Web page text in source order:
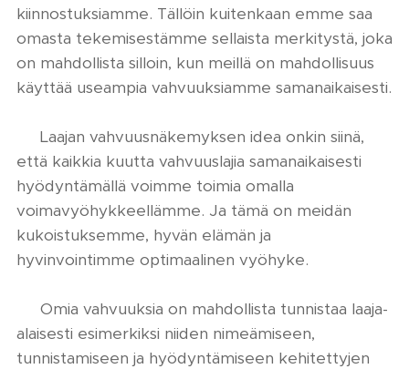
kiinnostuksiamme. Tällöin kuitenkaan emme saa
omasta tekemisestämme sellaista merkitystä, joka
on mahdollista silloin, kun meillä on mahdollisuus
käyttää useampia vahvuuksiamme samanaikaisesti.
🙏 Laajan vahvuusnäkemyksen idea onkin siinä,
että kaikkia kuutta vahvuuslajia samanaikaisesti
hyödyntämällä voimme toimia omalla
voimavyöhykkeellämme. Ja tämä on meidän
kukoistuksemme, hyvän elämän ja
hyvinvointimme optimaalinen vyöhyke.
❗ Omia vahvuuksia on mahdollista tunnistaa laaja-
alaisesti esimerkiksi niiden nimeämiseen,
tunnistamiseen ja hyödyntämiseen kehitettyjen